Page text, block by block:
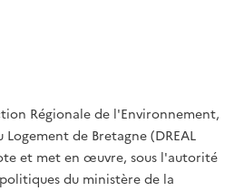
Régionale de l'Environnement,
de Bretagne (DREAL
et met en œuvre, sous l'autorité
du ministère de la